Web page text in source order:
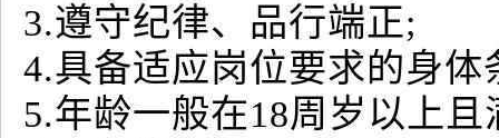
3.遵守纪律、品行端正;
4.具备适应岗位要求的身体
5.年龄一般在18周岁以上